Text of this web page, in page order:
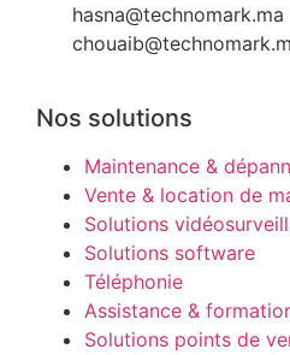
hasna@technomark.ma
Nos solutions
Maintenance &
Vente & location de
Solutions
Solutions software
Téléphonie
Assistance &
Solutions points de